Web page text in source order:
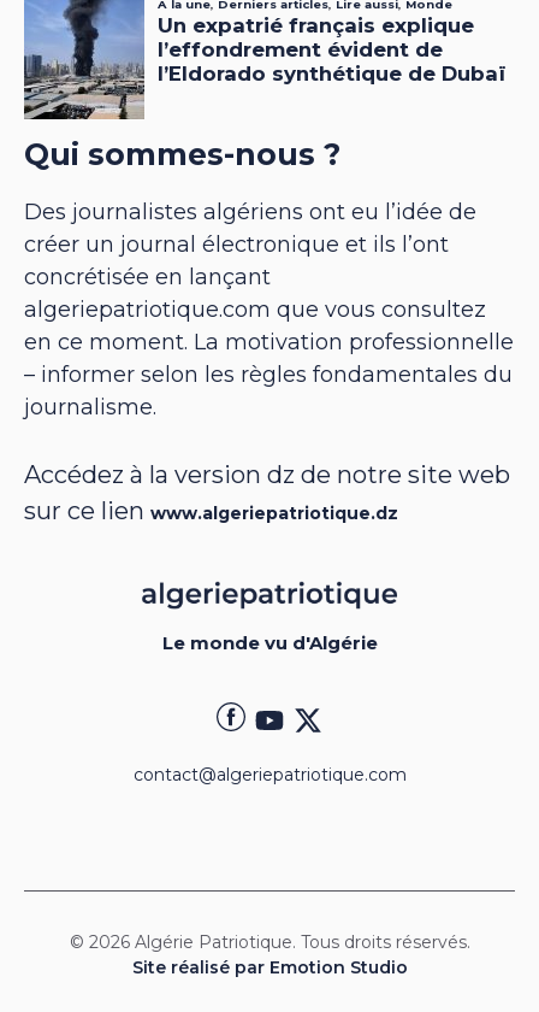
Qui sommes-nous ?
Des journalistes algériens ont eu l’idée de
créer un journal électronique et ils l’ont
concrétisée en lançant
algeriepatriotique.com que vous consultez
en ce moment. La motivation professionnelle
– informer selon les règles fondamentales du
journalisme.
Accédez à la version dz de notre site web
sur ce lien www.algeriepatriotique.dz
Le monde vu d'Algérie
contact@algeriepatriotique.com
© 2026 Algérie Patriotique. Tous droits réservés.
Site réalisé par Emotion Studio